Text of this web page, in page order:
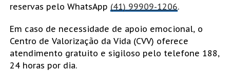
reservas pelo WhatsApp (41) 99909-1206.
Em caso de necessidade de apoio emocional, o
Centro de Valorização da Vida (CVV) oferece
atendimento gratuito e sigiloso pelo telefone 188,
24 horas por dia.